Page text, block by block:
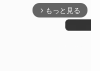
arrow_forward_ios もっと見る